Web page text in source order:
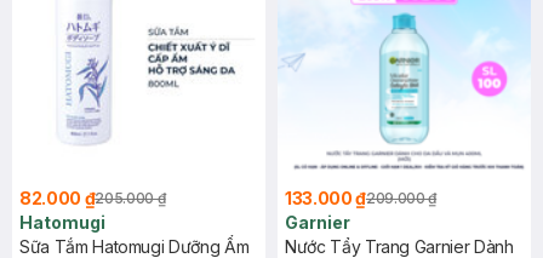
82.000 ₫205.000 ₫
Hatomugi
Sữa Tắm Hatomugi Dưỡng Ẩm
133.000 ₫209.000 ₫
Garnier
Nước Tẩy Trang Garnier Dành